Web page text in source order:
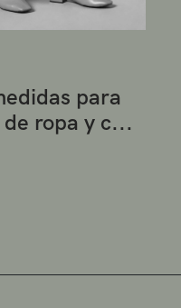
para
ropa y c...